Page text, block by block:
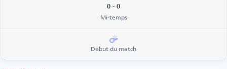
0 - 0
Mi-temps
Début du match